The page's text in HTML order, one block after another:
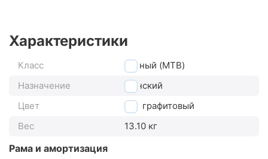
Характеристики
Класс
горный (MTB)
Назначение
женский
Цвет
графитовый
Вес
13.10 кг
Рама и амортизация